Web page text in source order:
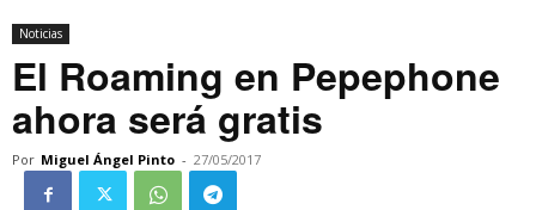
Noticias
El Roaming en Pepephone
ahora será gratis
Por Miguel Ángel Pinto - 27/05/2017